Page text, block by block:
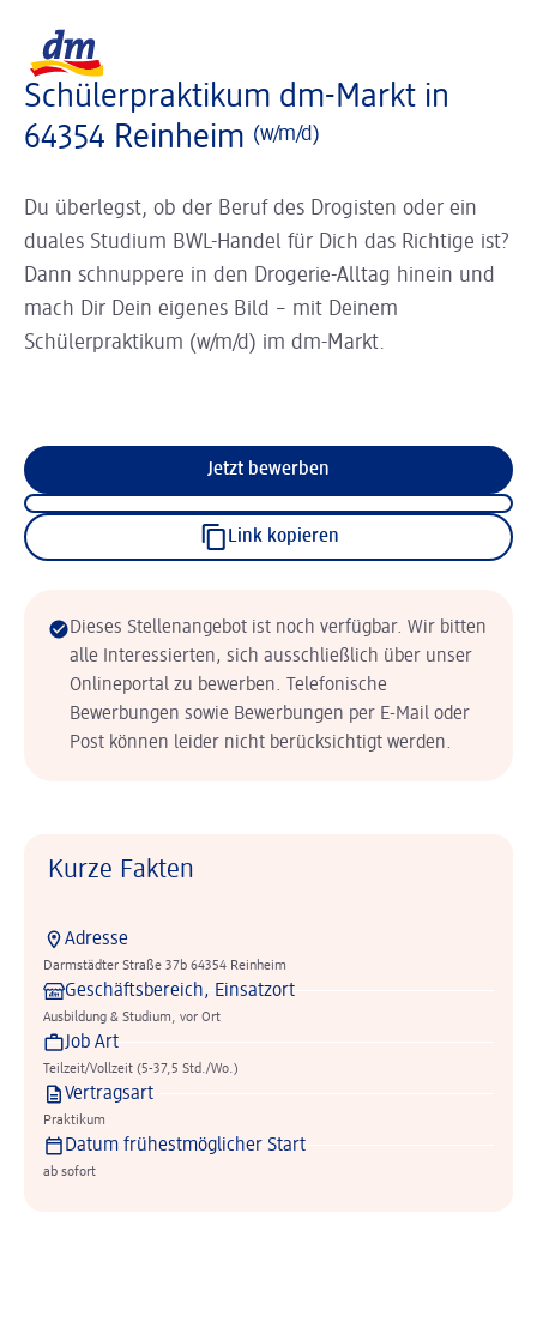
Schülerpraktikum dm-Markt in
64354 Reinheim (w/m/d)
Du überlegst, ob der Beruf des Drogisten oder ein
duales Studium BWL-Handel für Dich das Richtige ist?
Dann schnuppere in den Drogerie-Alltag hinein und
mach Dir Dein eigenes Bild – mit Deinem
Schülerpraktikum (w/m/d) im dm-Markt.
Jetzt bewerben
Link kopieren
Dieses Stellenangebot ist noch verfügbar. Wir bitten
alle Interessierten, sich ausschließlich über unser
Onlineportal zu bewerben. Telefonische
Bewerbungen sowie Bewerbungen per E-Mail oder
Post können leider nicht berücksichtigt werden.
Kurze Fakten
Adresse
Darmstädter Straße 37b 64354 Reinheim
Geschäftsbereich, Einsatzort
Ausbildung & Studium, vor Ort
Job Art
Teilzeit/Vollzeit (5-37,5 Std./Wo.)
Vertragsart
Praktikum
Datum frühestmöglicher Start
ab sofort